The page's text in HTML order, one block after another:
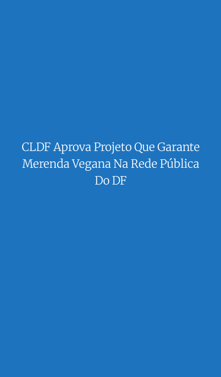
CLDF Aprova Projeto Que Garante
Merenda Vegana Na Rede Pública
Do DF